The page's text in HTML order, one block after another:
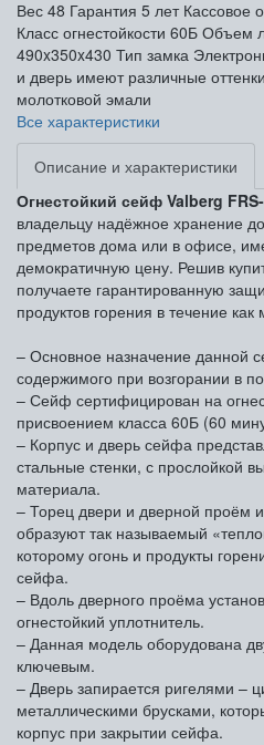
Вес 48 Гарантия 5 лет Кассовое
Класс огнестойкости 60Б Объем
490x350x430 Тип замка
и дверь имеют различные
молотковой эмали
Все характеристики
Описание и характеристики
Огнестойкий сейф Valberg
владельцу надёжное хранение
предметов дома или в офисе,
демократичную цену. Решив
получаете гарантированную
продуктов горения в течение
– Основное назначение данной
содержимого при возгорании в
– Сейф сертифицирован на
присвоением класса 60Б (60
– Корпус и дверь сейфа
стальные стенки, с прослойкой
материала.
– Торец двери и дверной проём
образуют так называемый
которому огонь и продукты
сейфа.
– Вдоль дверного проёма
огнестойкий уплотнитель.
– Данная модель оборудована
ключевым.
– Дверь запирается ригелями –
металлическими брусками,
корпус при закрытии сейфа.